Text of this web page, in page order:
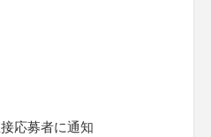
応募者に通知